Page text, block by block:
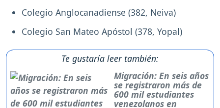
Colegio Anglocanadiense (382, Neiva)
Colegio San Mateo Apóstol (378, Yopal)
Te gustaría leer también:
Migración: En seis años
se registraron más de
600 mil estudiantes
venezolanos en